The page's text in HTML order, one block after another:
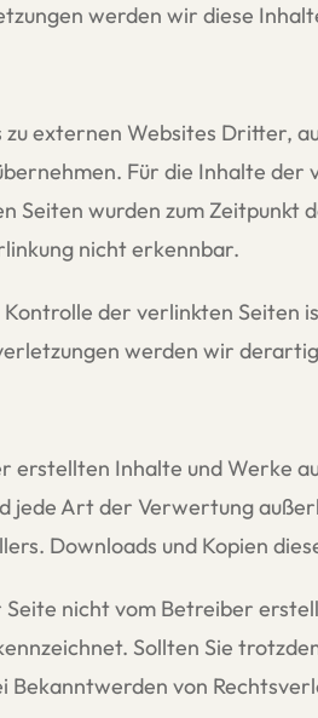
werden wir diese
externen Websites Dritter,
Für die Inhalte
Seiten wurden zum Zeitpunkt
nicht erkennbar.
der verlinkten Seiten
werden wir
erstellten Inhalte und Werke
jede Art der Verwertung
Downloads und Kopien
Seite nicht vom Betreiber
Sollten Sie
Bekanntwerden von